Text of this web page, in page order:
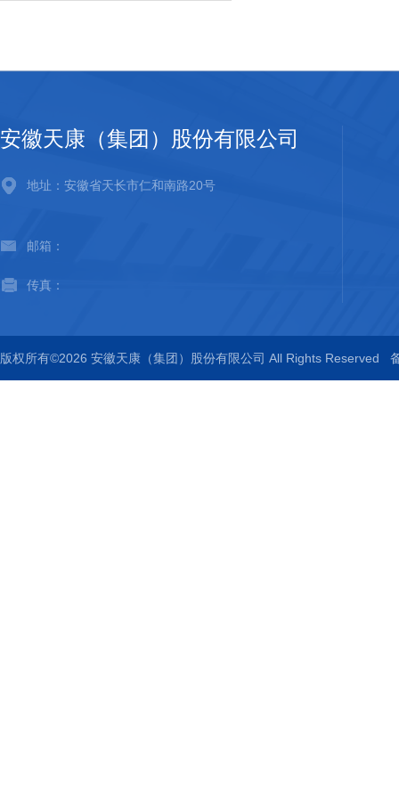
安徽天康（集团）股份有限公司
地址：安徽省天长市仁和南路20号
邮箱：
传真：
版权所有©2026 安徽天康（集团）股份有限公司 All Rights Reserved